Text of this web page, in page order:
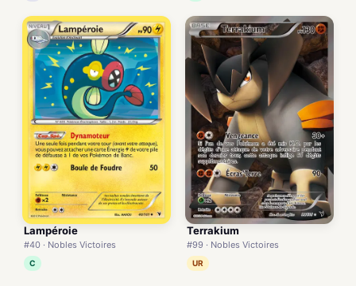
Lampéroie
#40 · Nobles Victoires
C
Terrakium
#99 · Nobles Victoires
UR